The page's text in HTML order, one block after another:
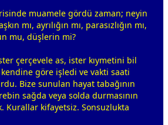
muamele gördü zaman; neyin
ın mı, ayrılığın mı, parasızlığın mı,
mu, düşlerin mi?
çerçevele as, ister kıymetini bil
göre işledi ve vakti saati
Bize sunulan hayat tabağının
sağda veya solda durmasının
Kurallar kifayetsiz. Sonsuzlukta